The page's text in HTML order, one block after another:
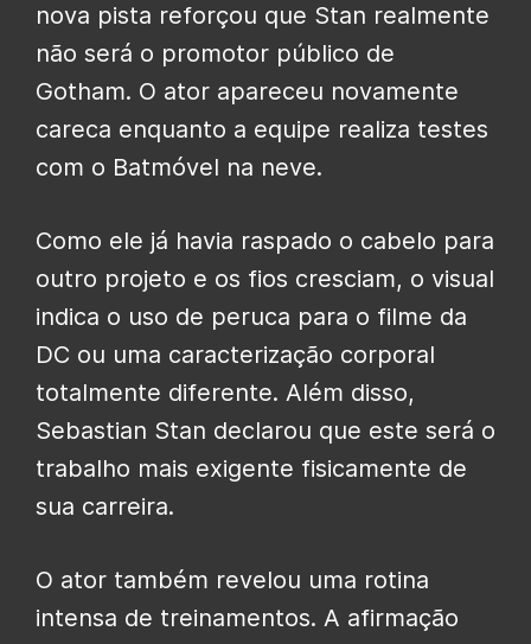
nova pista reforçou que Stan realmente
não será o promotor público de
Gotham. O ator apareceu novamente
careca enquanto a equipe realiza testes
com o Batmóvel na neve.
Como ele já havia raspado o cabelo para
outro projeto e os fios cresciam, o visual
indica o uso de peruca para o filme da
DC ou uma caracterização corporal
totalmente diferente. Além disso,
Sebastian Stan declarou que este será o
trabalho mais exigente fisicamente de
sua carreira.
O ator também revelou uma rotina
intensa de treinamentos. A afirmação